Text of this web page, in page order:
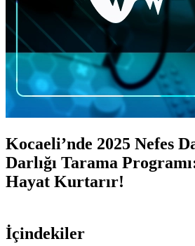
Kocaeli’nde 2025 Nefes
Darlığı Tarama
Hayat Kurtarır!
İçindekiler